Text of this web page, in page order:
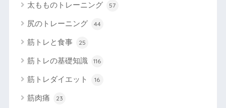
太もものトレーニング 57
尻のトレーニング 44
筋トレと食事 25
筋トレの基礎知識 116
筋トレダイエット 16
筋肉痛 23